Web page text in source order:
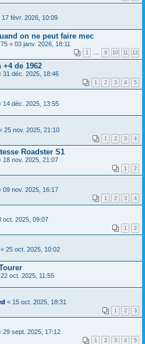
17 févr. 2026, 10:09
on ne peut faire mec
« 03 janv. 2026, 18:11
1 … 9 10 11 12
de 1962
31 déc. 2025, 18:46
1 2 3 4 5
14 déc. 2025, 13:55
25 nov. 2025, 21:10
1 2 3 4
Roadster S1
18 nov. 2025, 21:07
1 2
09 nov. 2025, 16:17
1 2 3 4
oct. 2025, 09:07
1 2
« 25 oct. 2025, 10:02
22 oct. 2025, 11:55
« 15 oct. 2025, 18:31
1 2 3
29 sept. 2025, 17:12
1 2 3 4 5